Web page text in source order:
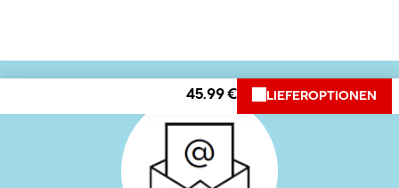
45.99 € LIEFEROPTIONEN